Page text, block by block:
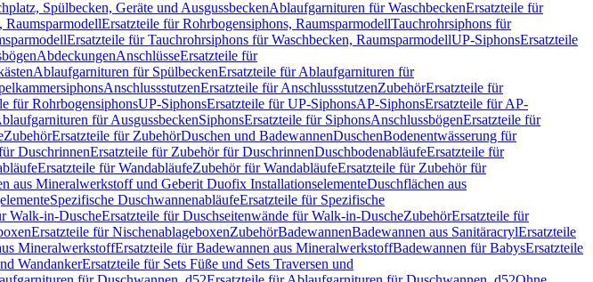
Spülbecken, Geräte und AusgussbeckenAblaufgarnituren für WaschbeckenErsatzteile für
RaumsparmodellErsatzteile für Rohrbogensiphons, RaumsparmodellTauchrohrsiphons für
Ersatzteile für Tauchrohrsiphons für Waschbecken, RaumsparmodellUP-SiphonsErsatzteile
AbdeckungenAnschlüsseErsatzteile für
Ablaufgarnituren für SpülbeckenErsatzteile für Ablaufgarnituren für
AnschlussstutzenErsatzteile für AnschlussstutzenZubehörErsatzteile für
für RohrbogensiphonsUP-SiphonsErsatzteile für UP-SiphonsAP-SiphonsErsatzteile für AP-
für AusgussbeckenSiphonsErsatzteile für SiphonsAnschlussbögenErsatzteile für
ZubehörErsatzteile für ZubehörDuschen und BadewannenDuschenBodenentwässerung für
DuschrinnenErsatzteile für Zubehör für DuschrinnenDuschbodenabläufeErsatzteile für
Ersatzteile für WandabläufeZubehör für WandabläufeErsatzteile für Zubehör für
aus Mineralwerkstoff und Geberit Duofix InstallationselementeDuschflächen aus
Spezifische DuschwannenabläufeErsatzteile für Spezifische
Walk-in-DuscheErsatzteile für Duschseitenwände für Walk-in-DuscheZubehörErsatzteile für
Ersatzteile für NischenablageboxenZubehörBadewannenBadewannen aus SanitäracrylErsatzteile
MineralwerkstoffErsatzteile für Badewannen aus MineralwerkstoffBadewannen für BabysErsatzteile
WandankerErsatzteile für Sets Füße und Sets Traversen und